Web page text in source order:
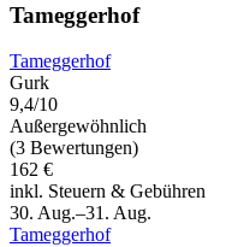
Tameggerhof
Tameggerhof
Gurk
9,4/10
Außergewöhnlich
(3 Bewertungen)
162 €
inkl. Steuern & Gebühren
30. Aug.–31. Aug.
Tameggerhof